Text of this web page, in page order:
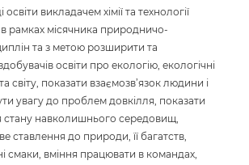
викладачем хімії та технології
рамках місячника природничо-
та з метою розширити та
освіти про екологію, екологічні
світу, показати взаємозв’язок людини і
увагу до проблем довкілля, показати
навколишнього середовищ,
ставлення до природи, її багатств,
смаки, вміння працювати в командах,